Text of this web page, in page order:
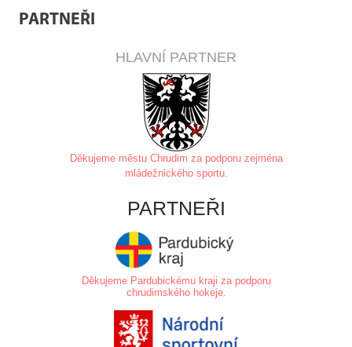
PARTNEŘI
HLAVNÍ PARTNER
Děkujeme městu Chrudim za podporu zejména
mládežnického sportu.
PARTNEŘI
Děkujeme Pardubickému kraji za podporu
chrudimského hokeje.